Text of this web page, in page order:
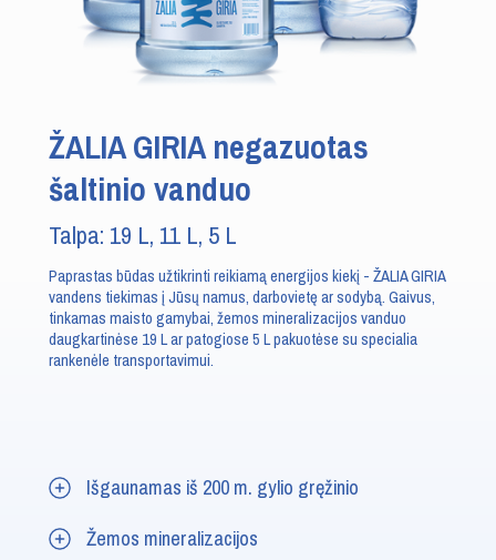
ŽALIA GIRIA negazuotas
šaltinio vanduo
Talpa: 19 L, 11 L, 5 L
Paprastas būdas užtikrinti reikiamą energijos kiekį - ŽALIA GIRIA
vandens tiekimas į Jūsų namus, darbovietę ar sodybą. Gaivus,
tinkamas maisto gamybai, žemos mineralizacijos vanduo
daugkartinėse 19 L ar patogiose 5 L pakuotėse su specialia
rankenėle transportavimui.
Išgaunamas iš 200 m. gylio gręžinio
Žemos mineralizacijos